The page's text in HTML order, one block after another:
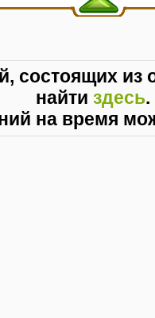
состоящих из
найти здесь.
на время